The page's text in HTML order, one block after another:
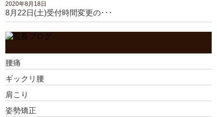
2020年8月18日
8月22日(土)受付時間変更の･･･
腰痛
ギックリ腰
肩こり
姿勢矯正